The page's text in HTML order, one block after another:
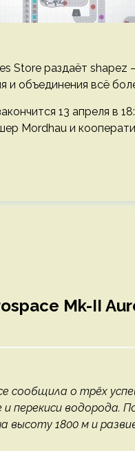
Store раздаёт shapez
и объединения всё
13 апреля в
Mordhau и
Mk-II
сообщила о трёх
перекиси водорода.
высоту 1800 м и